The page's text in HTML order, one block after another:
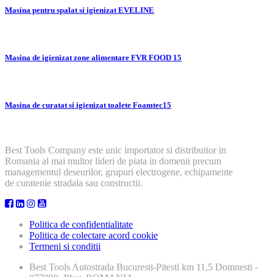
Masina pentru spalat si igienizat EVELINE
Masina de igienizat zone alimentare FVR FOOD 15
Masina de curatat si igienizat toalete Foamtec15
Best Tools Company este unic importator si distribuitor in
Romania al mai multor lideri de piata in domenii precum
managementul deseurilor, grupuri electrogene, echipamente
de curatenie stradala sau constructii.
Politica de confidentialitate
Politica de colectare acord cookie
Termeni si conditii
Best Tools Autostrada Bucuresti-Pitesti km 11,5 Domnesti -